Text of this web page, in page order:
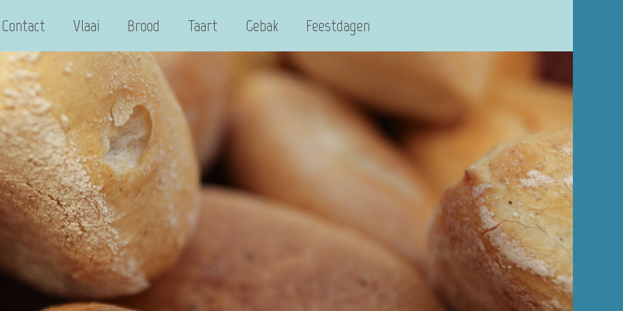
Contact Vlaai Brood Taart Gebak Feestdagen